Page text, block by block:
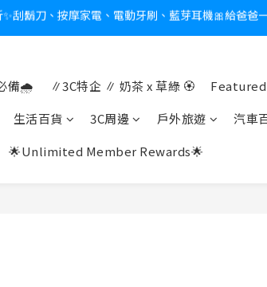
會員送$100購物金✨再享消費回饋無極限
登場💙半導體製冷 x 微米級冰霧，一秒開凍，熱感
備🌧️ ∥3C特企 ∥ 奶茶 x 草綠 🏵
生活百貨 3C周邊 戶外旅遊
汽車
🌟Unlimited Member Rewards🌟